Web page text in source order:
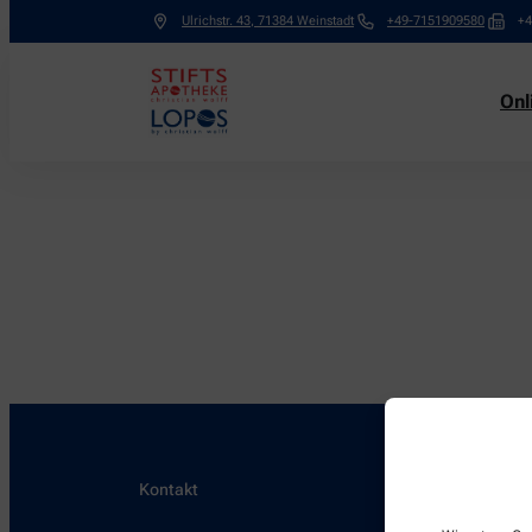
Ulrichstr. 43, 71384 Weinstadt +49-7151909580
Kontakt